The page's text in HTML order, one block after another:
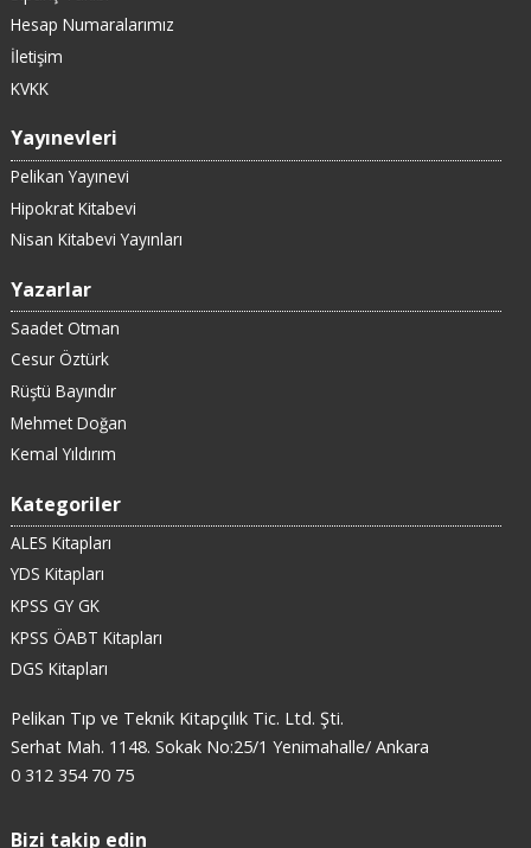
Hesap Numaralarımız
İletişim
KVKK
Yayınevleri
Pelikan Yayınevi
Hipokrat Kitabevi
Nisan Kitabevi Yayınları
Yazarlar
Saadet Otman
Cesur Öztürk
Rüştü Bayındır
Mehmet Doğan
Kemal Yıldırım
Kategoriler
ALES Kitapları
YDS Kitapları
KPSS GY GK
KPSS ÖABT Kitapları
DGS Kitapları
Pelikan Tıp ve Teknik Kitapçılık Tic. Ltd. Şti.
Serhat Mah. 1148. Sokak No:25/1 Yenimahalle/ Ankara
0 312 354 70 75
Bizi takip edin